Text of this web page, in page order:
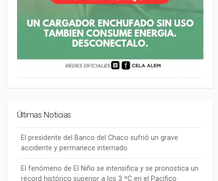
Últimas Noticias
El presidente del Banco del Chaco sufrió un grave
accidente y permanece internado
El fenómeno de El Niño se intensifica y se pronostica un
récord histórico superior a los 3 ºC en el Pacífico